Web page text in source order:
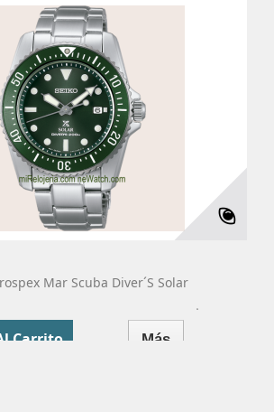
Mar Scuba Diver´s Solar
Carrito Más